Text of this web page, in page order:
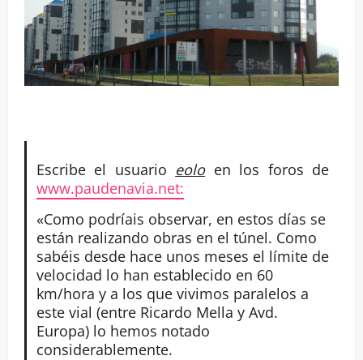
Escribe el usuario eoloen los foros de
www.paudenavia.net:
«Como podríais observar, en estos días se
están realizando obras en el túnel. Como
sabéis desde hace unos meses el límite de
velocidad lo han establecido en 60
km/hora y a los que vivimos paralelos a
este vial (entre Ricardo Mella y Avd.
Europa) lo hemos notado
considerablemente.